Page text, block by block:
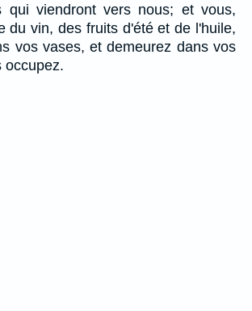
qui viendront vers nous; et vous,
du vin, des fruits d'été et de l'huile,
vos vases, et demeurez dans vos
occupez.